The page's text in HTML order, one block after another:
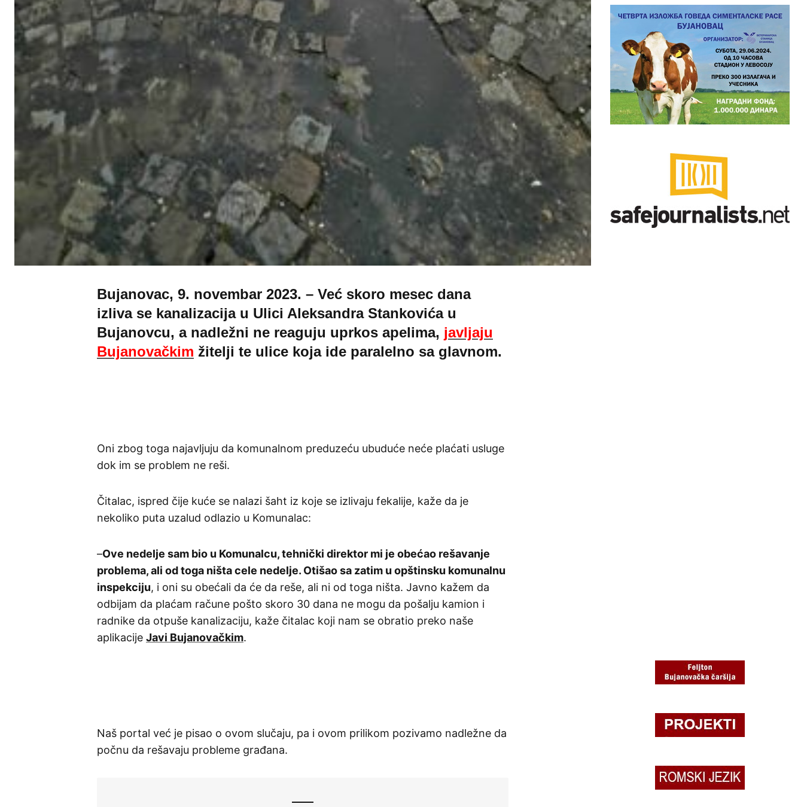
Bujanovac, 9. novembar 2023. – Već skoro mesec dana
izliva se kanalizacija u Ulici Aleksandra Stankovića u
Bujanovcu, a nadležni ne reaguju uprkos apelima, javljaju
Bujanovačkim žitelji te ulice koja ide paralelno sa glavnom.
Oni zbog toga najavljuju da komunalnom preduzeću ubuduće neće plaćati usluge
dok im se problem ne reši.
Čitalac, ispred čije kuće se nalazi šaht iz koje se izlivaju fekalije, kaže da je
nekoliko puta uzalud odlazio u Komunalac:
–Ove nedelje sam bio u Komunalcu, tehnički direktor mi je obećao rešavanje
problema, ali od toga ništa cele nedelje. Otišao sa zatim u opštinsku komunalnu
inspekciju, i oni su obećali da će da reše, ali ni od toga ništa. Javno kažem da
odbijam da plaćam račune pošto skoro 30 dana ne mogu da pošalju kamion i
radnike da otpuše kanalizaciju, kaže čitalac koji nam se obratio preko naše
aplikacije Javi Bujanovačkim.
Naš portal već je pisao o ovom slučaju, pa i ovom prilikom pozivamo nadležne da
počnu da rešavaju probleme građana.